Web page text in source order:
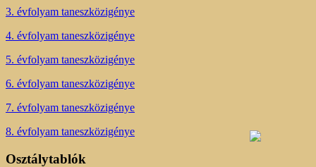
3. évfolyam taneszközigénye
4. évfolyam taneszközigénye
5. évfolyam taneszközigénye
6. évfolyam taneszközigénye
7. évfolyam taneszközigénye
8. évfolyam taneszközigénye
Osztálytablók